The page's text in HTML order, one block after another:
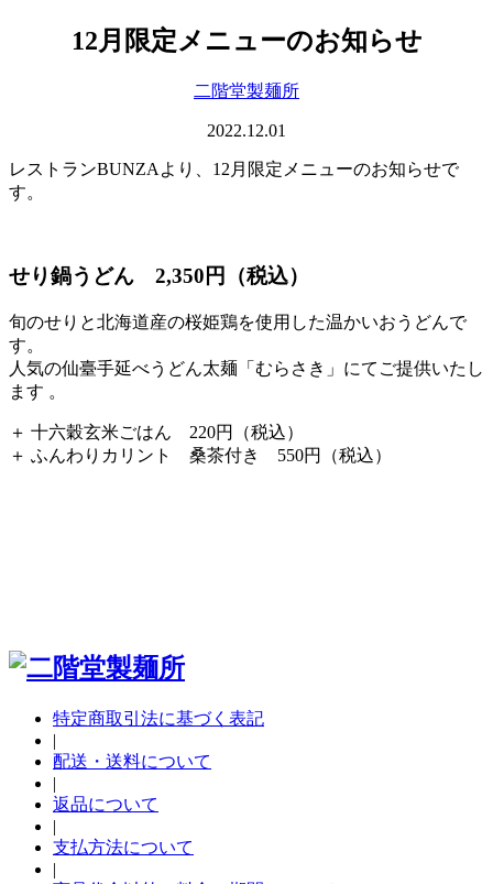
12月限定メニューのお知らせ
二階堂製麺所
2022.12.01
レストランBUNZAより、12月限定メニューのお知らせで
す。
せり鍋うどん 2,350円（税込）
旬のせりと北海道産の桜姫鶏を使用した温かいおうどんで
す。
人気の仙臺手延べうどん太麺「むらさき」にてご提供いたし
ます 。
＋ 十六穀玄米ごはん 220円（税込）
＋ ふんわりカリント 桑茶付き 550円（税込）
特定商取引法に基づく表記
|
配送・送料について
|
返品について
|
支払方法について
|